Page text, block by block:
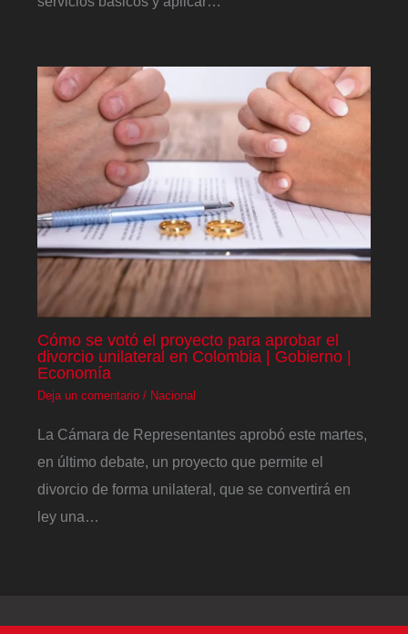
Cómo se votó el proyecto para aprobar el
divorcio unilateral en Colombia | Gobierno |
Economía
Deja un comentario / Nacional
La Cámara de Representantes aprobó este martes,
en último debate, un proyecto que permite el
divorcio de forma unilateral, que se convertirá en
ley una…